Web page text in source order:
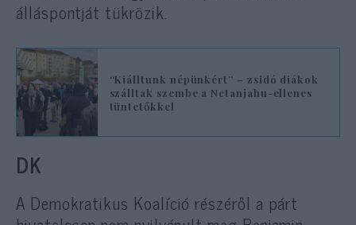
álláspontját tükrözik.
“Kiálltunk népünkért” – zsidó diákok
szálltak szembe a Netanjahu-ellenes
tüntetőkkel
DK
A Demokratikus Koalíció részéről a párt